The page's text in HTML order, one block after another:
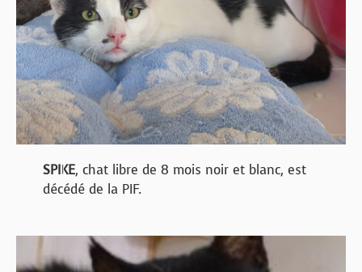
SPIKE, chat libre de 8 mois noir et blanc, est
décédé de la PIF.